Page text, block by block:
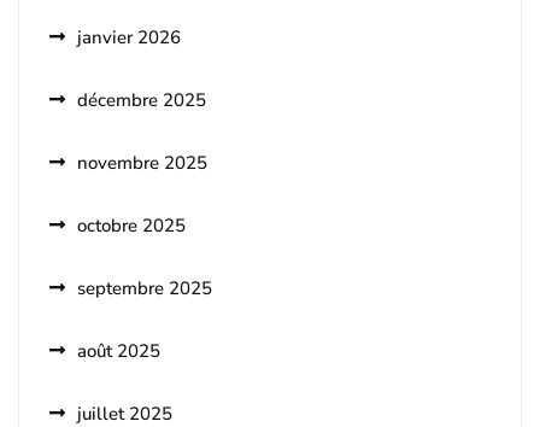
janvier 2026
décembre 2025
novembre 2025
octobre 2025
septembre 2025
août 2025
juillet 2025